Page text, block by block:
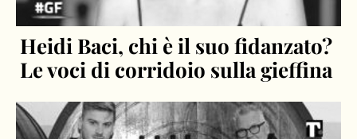
Heidi Baci, chi è il suo fidanzato?
Le voci di corridoio sulla gieffina